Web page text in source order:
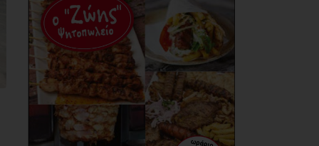
07/08/2026
Μάτι σε πολεοδομική
ομηρία: Οι περιουσίες
πάγωσαν – Οι
κάτοικοι
οργανώνονται
07/08/2026